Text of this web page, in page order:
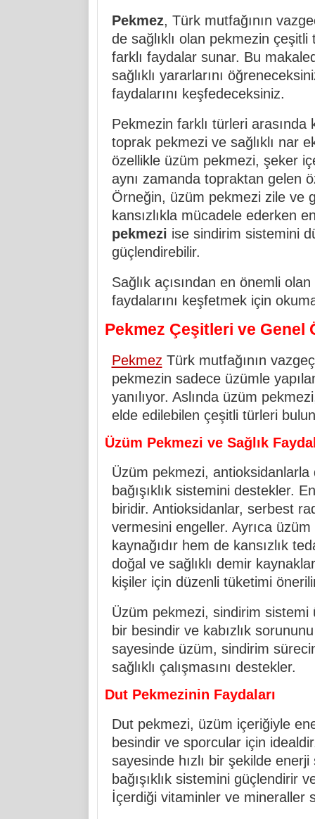
Pekmez, Türk mutfağının
de sağlıklı olan pekmezin
farklı faydalar sunar. Bu
sağlıklı yararlarını
faydalarını keşfedeceksiniz.
Pekmezin farklı türleri
toprak pekmezi ve sağlıklı nar
özellikle üzüm pekmezi, şeker
aynı zamanda topraktan gelen
Örneğin, üzüm pekmezi zile ve
kansızlıkla mücadele ederken
pekmezi ise sindirim sistemini
güçlendirebilir.
Sağlık açısından en önemli
faydalarını keşfetmek için
Pekmez Çeşitleri ve Genel
Pekmez Türk mutfağının
pekmezin sadece üzümle
yanılıyor. Aslında üzüm
elde edilebilen çeşitli türleri
Üzüm Pekmezi ve Sağlık
Üzüm pekmezi,
bağışıklık sistemini destekler.
biridir. Antioksidanlar, serbest
vermesini engeller. Ayrıca
kaynağıdır hem de kansızlık
doğal ve sağlıklı demir
kişiler için düzenli tüketimi
Üzüm pekmezi, sindirim
bir besindir ve kabızlık
sayesinde üzüm, sindirim
sağlıklı çalışmasını destekler.
Dut Pekmezinin Faydaları
Dut pekmezi, üzüm içeriğiyle
besindir ve sporcular için
sayesinde hızlı bir şekilde
bağışıklık sistemini güçlendirir
İçerdiği vitaminler ve mineraller